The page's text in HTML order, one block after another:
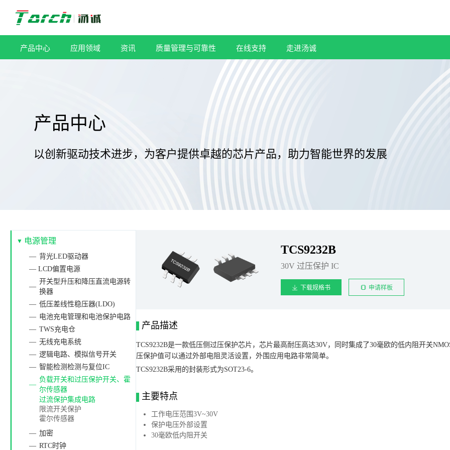
跳
过
内
产品中心 应用领域 资讯 质量管理与可靠性 在线支持 走进汤诚
产品中心
以创新驱动技术进步，为客户提供卓越的芯片产品，助力智能世界的发展
电源管理
背光LED驱动器
— LCD偏置电源
开关型升压和降压直流电源转
换器
低压差线性稳压器(LDO)
电池充电管理和电池保护电路
TWS充电仓
无线充电系统
逻辑电路、模拟信号开关
智能检测检测与复位IC
负载开关和过压保护开关、霍
尔传感器
过流保护集成电路
限流开关保护
霍尔传感器
加密
RTC时钟
TCS9232B
30V 过压保护 IC
下载规格书 申请样板
产品描述
TCS9232B是一款低压侧过压保护芯片，芯片最高耐压高达30V，同时集成了30毫欧的低内阻开关
压保护值可以通过外部电阻灵活设置，外围应用电路非常简单。
TCS9232B采用的封装形式为SOT23-6。
主要特点
工作电压范围3V~30V
保护电压外部设置
30毫欧低内阻开关